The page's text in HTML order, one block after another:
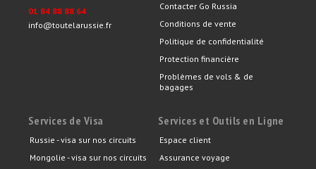
01 84 88 88 64
info@toutelarussie.fr
Contacter Go Russia
Conditions de vente
Politique de confidentialité
Protection financière
Problèmes de vols & de
bagages
Services de Visa
Russie - visa sur nos circuits
Mongolie - visa sur nos circuits
Services et Outils en Ligne
Espace client
Assurance voyage